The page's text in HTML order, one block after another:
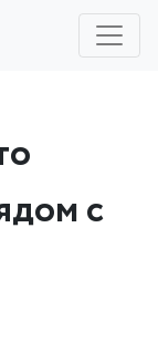
с